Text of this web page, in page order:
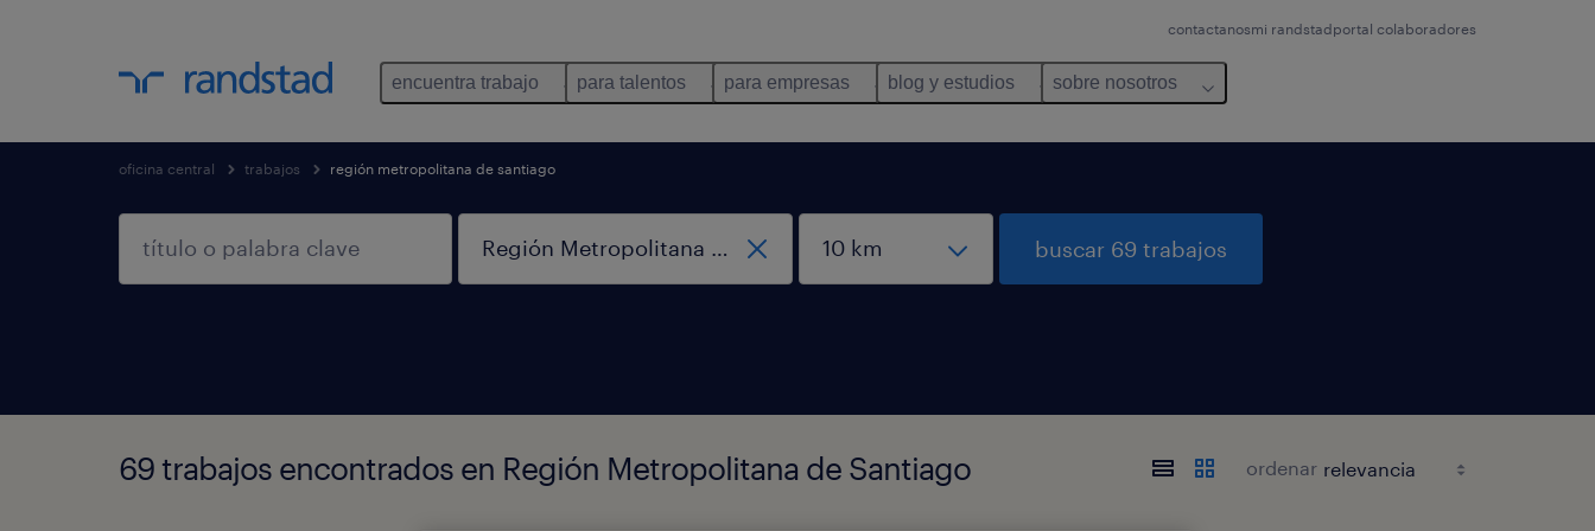
contactanosmi randstadportal colaboradores
encuentra trabajo para talentos para empresas blog y estudios sobre nosotros
oficina central trabajos región metropolitana de santiago
buscar 69 trabajos
69 trabajos encontrados en Región Metropolitana de Santiago ordenar